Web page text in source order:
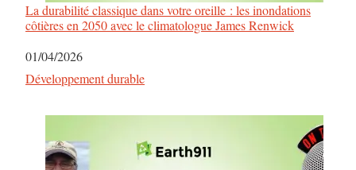
La durabilité classique dans votre oreille : les inondations
côtières en 2050 avec le climatologue James Renwick
Date
01/04/2026
Par rapport à
Développement durable